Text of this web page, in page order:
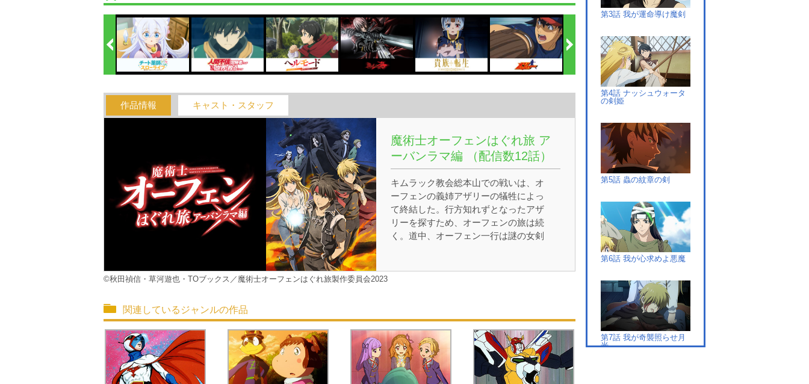
作品情報 キャスト・スタッフ
魔術士オーフェンはぐれ旅 ア
ーバンラマ編 （配信数12話）
キムラック教会総本山での戦いは、オ
ーフェンの義姉アザリーの犠牲によっ
て終結した。行方知れずとなったアザ
リーを探すため、オーフェンの旅は続
く。道中、オーフェン一行は謎の女剣
た。
©秋田禎信・草河遊也・TOブックス／魔術士オーフェンはぐれ旅製作委員会2023
関連しているジャンルの作品
第3話 我が運命導け魔剣
第4話 ナッシュウォータ
の剣姫
第5話 蟲の紋章の剣
第6話 我が心求めよ悪魔
第7話 我が奇襲照らせ月
光